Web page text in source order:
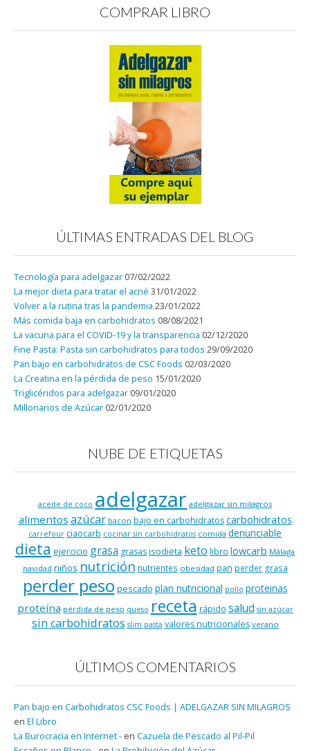
COMPRAR LIBRO
ÚLTIMAS ENTRADAS DEL BLOG
Tecnología para adelgazar 07/02/2022
La mejor dieta para tratar el acné 31/01/2022
Volver a la rutina tras la pandemia 23/01/2022
Más comida baja en carbohidratos 08/08/2021
La vacuna para el COVID-19 y la transparencia 02/12/2020
Fine Pasta: Pasta sin carbohidratos para todos 29/09/2020
Pan bajo en carbohidratos de CSC Foods 02/03/2020
La Creatina en la pérdida de peso 15/01/2020
Triglicéridos para adelgazar 09/01/2020
Millonarios de Azúcar 02/01/2020
NUBE DE ETIQUETAS
aceite de coco adelgazar adelgazar sin milagros
alimentos azúcar bacon bajo en carbohidratos carbohidratos
carrefour ciaocarb cocinar sin carbohidratos comida denunciable
dieta ejercicio grasa grasasisodieta keto libro lowcarb Málaga
navidad niños nutrición nutrientes obesidad pan perder grasa
perder peso pescado plan nutricional pollo proteinas
proteína pérdida de peso queso receta rápido salud sin azúcar
sin carbohidratos slim pasta valores nutricionales verano
ÚLTIMOS COMENTARIOS
Pan bajo en Carbohidratos CSC Foods | ADELGAZAR SIN MILAGROS
en El Libro
La Burocracia en Internet - en Cazuela de Pescado al Pil-Pil